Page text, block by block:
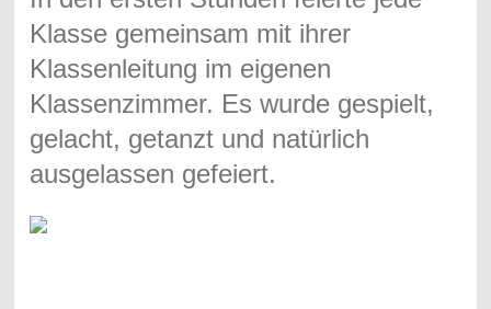
Klasse gemeinsam mit ihrer
Klassenleitung im eigenen
Klassenzimmer. Es wurde gespielt,
gelacht, getanzt und natürlich
ausgelassen gefeiert.